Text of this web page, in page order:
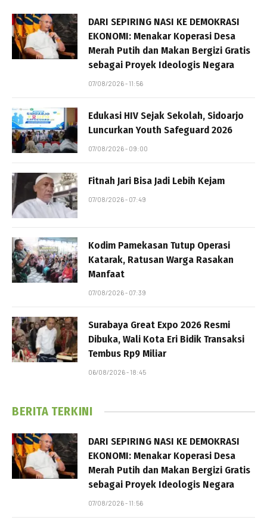
DARI SEPIRING NASI KE DEMOKRASI
EKONOMI: Menakar Koperasi Desa
Merah Putih dan Makan Bergizi Gratis
sebagai Proyek Ideologis Negara
07/08/2026 - 11:56
Edukasi HIV Sejak Sekolah, Sidoarjo
Luncurkan Youth Safeguard 2026
07/08/2026 - 09:00
Fitnah Jari Bisa Jadi Lebih Kejam
07/08/2026 - 07:49
Kodim Pamekasan Tutup Operasi
Katarak, Ratusan Warga Rasakan
Manfaat
07/08/2026 - 07:39
Surabaya Great Expo 2026 Resmi
Dibuka, Wali Kota Eri Bidik Transaksi
Tembus Rp9 Miliar
06/08/2026 - 18:45
BERITA TERKINI
DARI SEPIRING NASI KE DEMOKRASI
EKONOMI: Menakar Koperasi Desa
Merah Putih dan Makan Bergizi Gratis
sebagai Proyek Ideologis Negara
07/08/2026 - 11:56